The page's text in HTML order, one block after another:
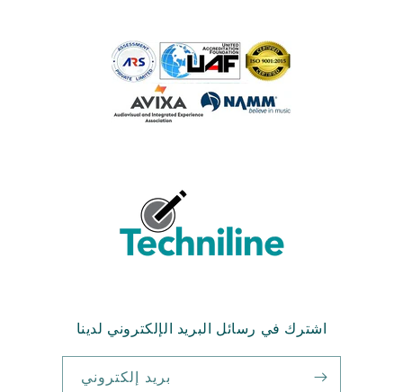
اشترك في رسائل البريد الإلكتروني لدينا
بريد إلكتروني